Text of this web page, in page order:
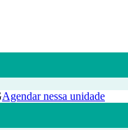
Agendar nessa unidade